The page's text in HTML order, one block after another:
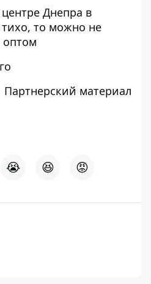
Партнерский материал
😭 😆 😡